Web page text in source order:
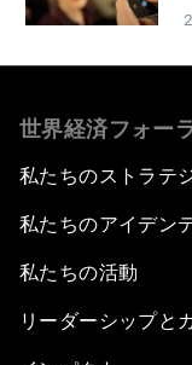
世界経済フォー
私たちのストラテ
私たちのアイデン
私たちの活動
リーダーシップと